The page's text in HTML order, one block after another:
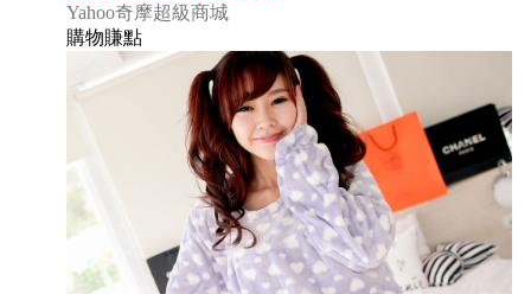
Yahoo奇摩超級商城
購物賺點